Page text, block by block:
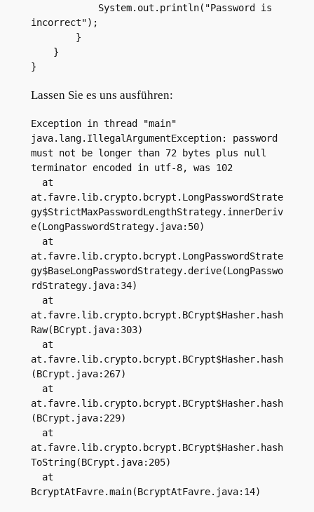
incorrect");
        }
    }
}
Lassen Sie es uns ausführen:
Exception in thread "main"
java.lang.IllegalArgumentException: password
must not be longer than 72 bytes plus null
terminator encoded in utf-8, was 102
at.favre.lib.crypto.bcrypt.LongPasswordStrate
gy$StrictMaxPasswordLengthStrategy.innerDeriv
e(LongPasswordStrategy.java:50)
at.favre.lib.crypto.bcrypt.LongPasswordStrate
gy$BaseLongPasswordStrategy.derive(LongPasswo
rdStrategy.java:34)
at.favre.lib.crypto.bcrypt.BCrypt$Hasher.hash
Raw(BCrypt.java:303)
at.favre.lib.crypto.bcrypt.BCrypt$Hasher.hash
(BCrypt.java:267)
at.favre.lib.crypto.bcrypt.BCrypt$Hasher.hash
(BCrypt.java:229)
at.favre.lib.crypto.bcrypt.BCrypt$Hasher.hash
ToString(BCrypt.java:205)
BcryptAtFavre.main(BcryptAtFavre.java:14)